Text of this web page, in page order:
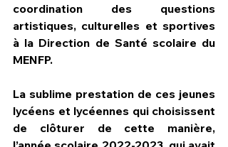
coordination des questions
artistiques, culturelles et sportives
à la Direction de Santé scolaire du
MENFP.
La sublime prestation de ces jeunes
lycéens et lycéennes qui choisissent
de clôturer de cette manière,